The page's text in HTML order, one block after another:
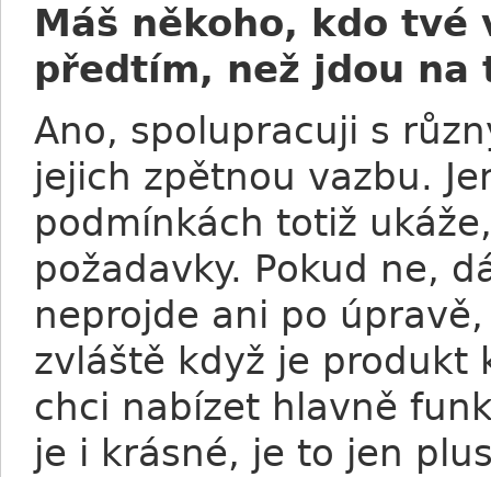
Máš někoho, kdo
předtím, než jdou na
Ano, spolupracuji s
jejich zpětnou vazbu.
podmínkách totiž
požadavky. Pokud ne,
neprojde ani po
zvláště když je produkt
chci nabízet hlavně
je i krásné, je to jen